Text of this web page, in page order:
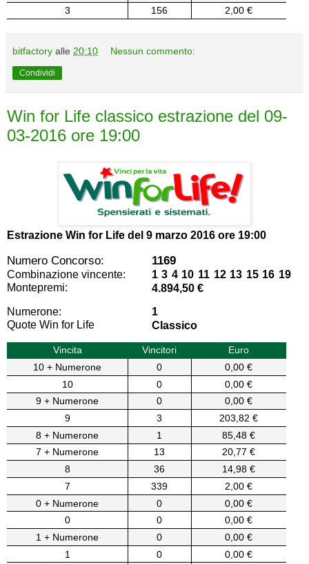
3
156 2,00 €
bitfactory alle 20:10 Nessun commento:
Condividi
Win for Life classico estrazione del 09-
03-2016 ore 19:00
Estrazione Win for Life del 9 marzo 2016 ore 19:00
Numero Concorso: 1169
Combinazione vincente:
1 3 4 10 11 12 13 15 16 19
Montepremi:
4.894,50 €
Numerone:
1
Quote Win for Life
Classico
Vincita Vincitori
Euro
10 + Numerone
0
0,00 €
10
0
0,00 €
9 + Numerone
0
0,00 €
9
3
203,82 €
8 + Numerone
1
85,48 €
7 + Numerone
13
20,77 €
8
36
14,98 €
7
339
2,00 €
0 + Numerone
0
0,00 €
0
0
0,00 €
1 + Numerone
0
0,00 €
1
0
0,00 €